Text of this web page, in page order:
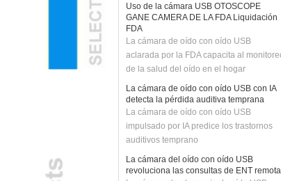
GANE CAMERA DE LA FDA Liquidación
FDA
La cámara de oído con oído USB
aclarada por la FDA capacita al monitoreo
de la salud del oído en el hogar
detecta la pérdida auditiva temprana
La cámara de oído con oído USB
impulsado por IA predice los trastornos
auditivos temprano
revoluciona las consultas de ENT remotas
La cámara de otoscopio de oído USB